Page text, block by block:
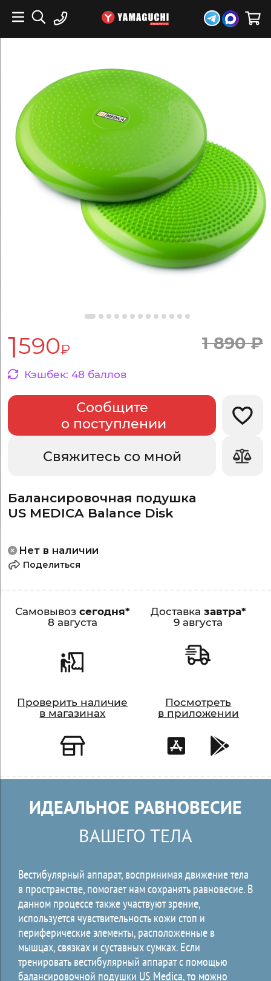
Балансировочная подушка
US MEDICA Balance Disk
Нет в наличии
Поделиться
1 890₽
1590₽
Кэшбек: 48 баллов
Свяжитесь со мной
Сообщите
о поступлении
Самовывозсегодня*
8 августа
Доставказавтра*
9 августа
Проверить наличие
в магазинах
Посмотреть
в приложении
ИДЕАЛЬНОЕ РАВНОВЕСИЕ
ВАШЕГО ТЕЛА
Вестибулярный аппарат, воспринимая движение тела
в пространстве, помогает нам сохранять равновесие. В
данном процессе также участвуют зрение,
используется чувствительность кожи стоп и
периферические элементы, расположенные в
мышцах, связках и суставных сумках. Если
тренировать вестибулярный аппарат с помощью
балансировочной подушки US Medica, то можно